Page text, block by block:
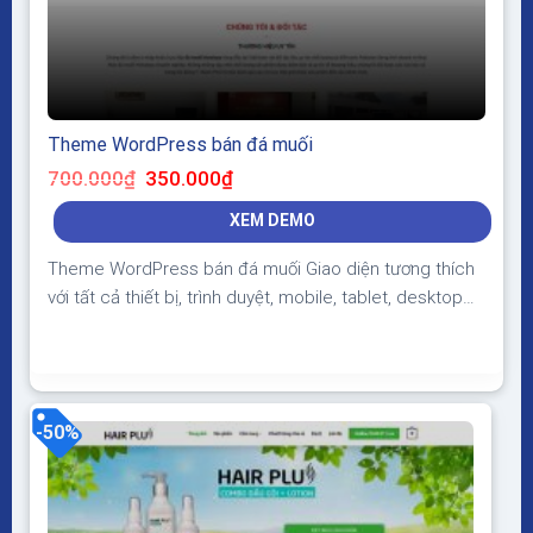
Theme WordPress bán đá muối
700.000₫ Giá
gốc
là:
350.000₫Giá
tại
là:
XEM DEMO
Theme WordPress bán đá muối Giao diện tương thích
với tất cả thiết bị, trình duyệt, mobile, tablet, desktop…
100% không virus, không...
-50%